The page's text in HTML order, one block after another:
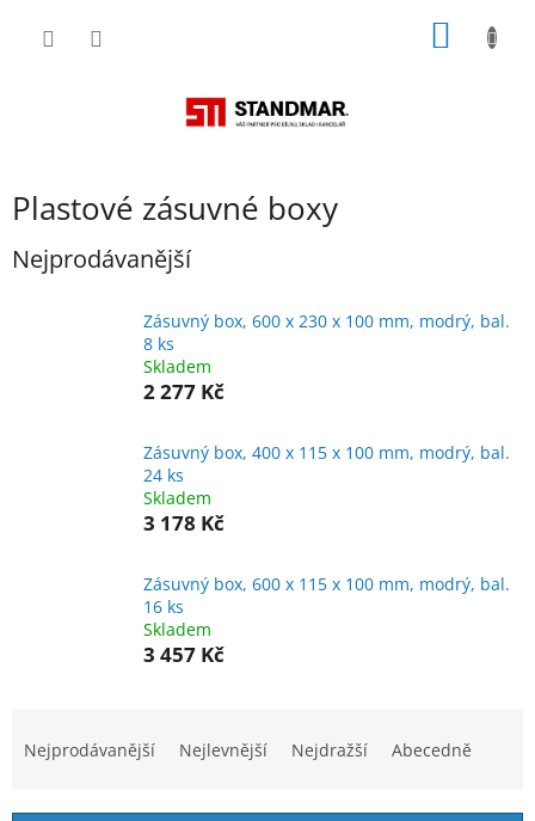
Plastové zásuvné boxy
Nejprodávanější
Zásuvný box, 600 x 230 x 100 mm, modrý, bal.
8 ks
Skladem
2 277 Kč
Zásuvný box, 400 x 115 x 100 mm, modrý, bal.
24 ks
Skladem
3 178 Kč
Zásuvný box, 600 x 115 x 100 mm, modrý, bal.
16 ks
Skladem
3 457 Kč
Nejprodávanější Nejlevnější Nejdražší Abecedně